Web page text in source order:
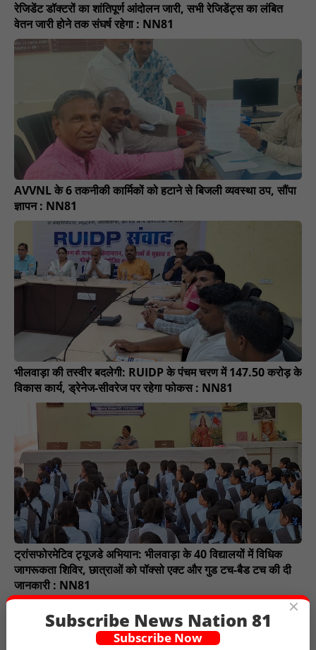
रेजिडेंट डॉक्टरों का शांतिपूर्ण आंदोलन जारी, सभी रेजिडेंट्स का लंबित
वेतन जारी होने तक संघर्ष रहेगा : NN81
AVVNL के 6 तकनीकी कार्मिकों को हटाने से बिजली व्यवस्था ठप, सौंपा
ज्ञापन : NN81
भीलवाड़ा की तस्वीर बदलेगी: RUIDP के पंचम चरण में 147.50 करोड़ के
विकास कार्य, ड्रेनेज-सीवरेज पर रहेगा फोकस : NN81
ट्रांसफोरमेटिव ट्यूजडे अभियान: भीलवाड़ा के 40 विद्यालयों में विधिक
जागरूकता शिविर, छात्राओं को पॉक्सो एक्ट और गुड टच-बैड टच की दी
जानकारी : NN81
×
Subscribe News Nation 81
Subscribe Now